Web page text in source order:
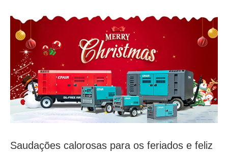
Saudações calorosas para os feriados e feliz